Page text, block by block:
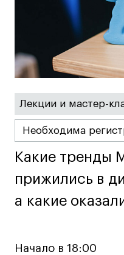
Истории успеха
Истории успеха
Работы студентов
Работы студентов
Universal University
Universal University
EN
EN
Лекции и мастер-
Необходима
Какие тренды
прижились в
а какие
Какие тренды
прижились в
а какие
Начало в 18:00